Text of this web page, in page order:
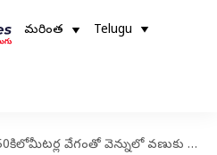
మరింత Telugu
వేగంతో వెన్నులో వణుకు పుట్టించిన ఉమ్రాన్ మాలిక్